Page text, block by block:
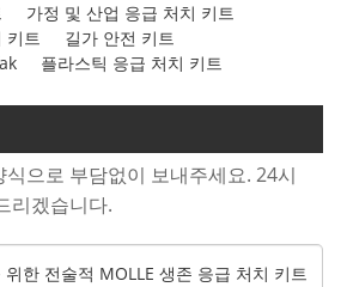
가정 및 산업 응급 처치 키트
키트
길가 안전 키트
플라스틱 응급 처치 키트
으로 부담없이 보내주세요. 24시
리겠습니다.